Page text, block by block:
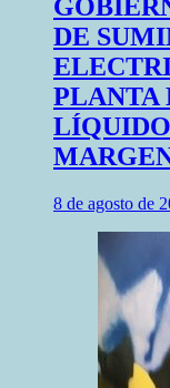
DE
PLANTA
8 de agosto de